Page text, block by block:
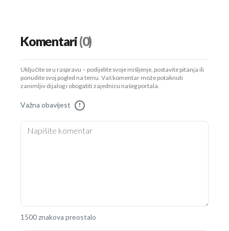
Komentari(0)
Uključite se u raspravu – podijelite svoje mišljenje, postavite pitanja ili
ponudite svoj pogled na temu. Vaš komentar može potaknuti
zanimljiv dijalog i obogatiti zajednicu našeg portala.
Važna obavijest !
1500 znakova preostalo